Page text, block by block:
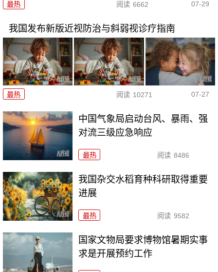
最热 阅读 6662 07-29
我国发布新版近视防治与斜弱视诊疗指南
最热 阅读 10271 07-27
中国气象局启动台风、暴雨、强
对流三级应急响应
最热 阅读 8486
我国杂交水稻育种科研取得重要
进展
最热 阅读 9582
国家文物局要求博物馆暑期实事
求是开展预约工作